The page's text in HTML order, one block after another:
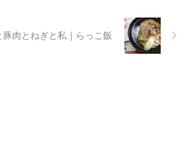
豚肉とねぎと私｜らっこ飯